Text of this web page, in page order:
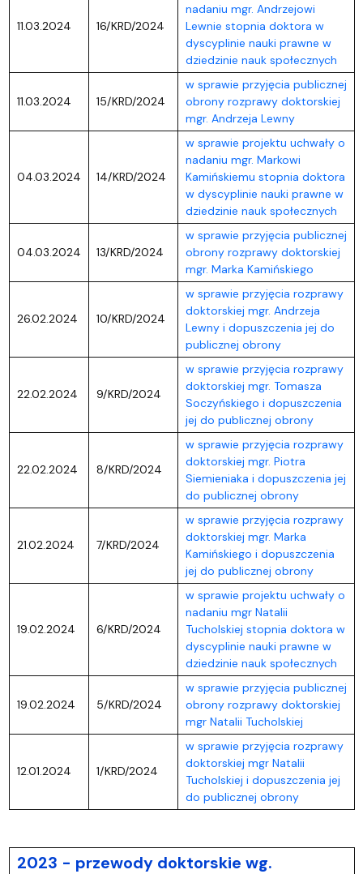
11.03.2024 16/KRD/2024
nadaniu mgr. Andrzejowi
Lewnie stopnia doktora w
dyscyplinie nauki prawne w
dziedzinie nauk społecznych
11.03.2024 15/KRD/2024
w sprawie przyjęcia publicznej
obrony rozprawy doktorskiej
mgr. Andrzeja Lewny
04.03.2024 14/KRD/2024
w sprawie projektu uchwały o
nadaniu mgr. Markowi
Kamińskiemu stopnia doktora
w dyscyplinie nauki prawne w
dziedzinie nauk społecznych
04.03.2024 13/KRD/2024
w sprawie przyjęcia publicznej
obrony rozprawy doktorskiej
mgr. Marka Kamińskiego
26.02.2024 10/KRD/2024
w sprawie przyjęcia rozprawy
doktorskiej mgr. Andrzeja
Lewny i dopuszczenia jej do
publicznej obrony
22.02.2024 9/KRD/2024
w sprawie przyjęcia rozprawy
doktorskiej mgr. Tomasza
Soczyńskiego i dopuszczenia
jej do publicznej obrony
22.02.2024 8/KRD/2024
w sprawie przyjęcia rozprawy
doktorskiej mgr. Piotra
Siemieniaka i dopuszczenia jej
do publicznej obrony
21.02.2024 7/KRD/2024
w sprawie przyjęcia rozprawy
doktorskiej mgr. Marka
Kamińskiego i dopuszczenia
jej do publicznej obrony
19.02.2024 6/KRD/2024
w sprawie projektu uchwały o
nadaniu mgr Natalii
Tucholskiej stopnia doktora w
dyscyplinie nauki prawne w
dziedzinie nauk społecznych
19.02.2024 5/KRD/2024
w sprawie przyjęcia publicznej
obrony rozprawy doktorskiej
mgr Natalii Tucholskiej
12.01.2024 1/KRD/2024
w sprawie przyjęcia rozprawy
doktorskiej mgr Natalii
Tucholskiej i dopuszczenia jej
do publicznej obrony
2023 - przewody doktorskie wg.